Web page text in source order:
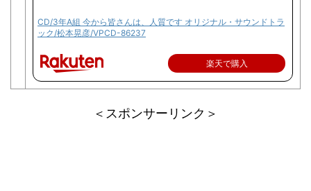
CD/3年A組 今から皆さんは、人質です オリジナル・サウンドトラ
ック/松本晃彦/VPCD-86237
楽天で購入
＜スポンサーリンク＞